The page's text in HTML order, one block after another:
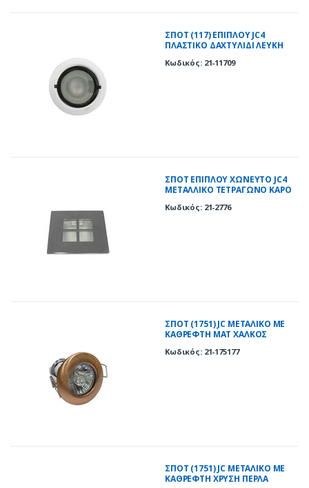
ΣΠΟΤ (117) ΕΠΙΠΛΟΥ JC4
ΠΛΑΣΤΙΚΟ ΔΑΧΤΥΛΙΔΙ ΛΕΥΚΗ
Κωδικός: 21-11709
ΣΠΟΤ ΕΠΙΠΛΟΥ ΧΩΝΕΥΤΟ JC4
ΜΕΤΑΛΛΙΚΟ ΤΕΤΡΑΓΩΝΟ ΚΑΡΟ
Κωδικός: 21-2776
ΣΠOT (1751) JC ΜΕΤΑΛΙΚΟ ΜΕ
ΚΑΘΡΕΦΤΗ ΜΑΤ ΧΑΛΚΟΣ
Κωδικός: 21-175177
ΣΠOT (1751) JC ΜΕΤΑΛΙΚΟ ΜΕ
ΚΑΘΡΕΦΤΗ ΧΡΥΣΗ ΠΕΡΛΑ